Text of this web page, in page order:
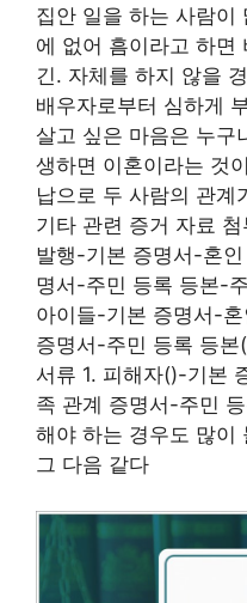
집안 일을 하는 사람이
에 없어 흠이라고 하면
긴. 자체를 하지 않을
배우자로부터 심하게
살고 싶은 마음은 누구
생하면 이혼이라는 것
납으로 두 사람의 관계
기타 관련 증거 자료
발행-기본 증명서-혼
명서-주민 등록 등본-
아이들-기본 증명서-
증명서-주민 등록 등
서류 1. 피해자()-기본
족 관계 증명서-주민
해야 하는 경우도 많이
그 다음 같다